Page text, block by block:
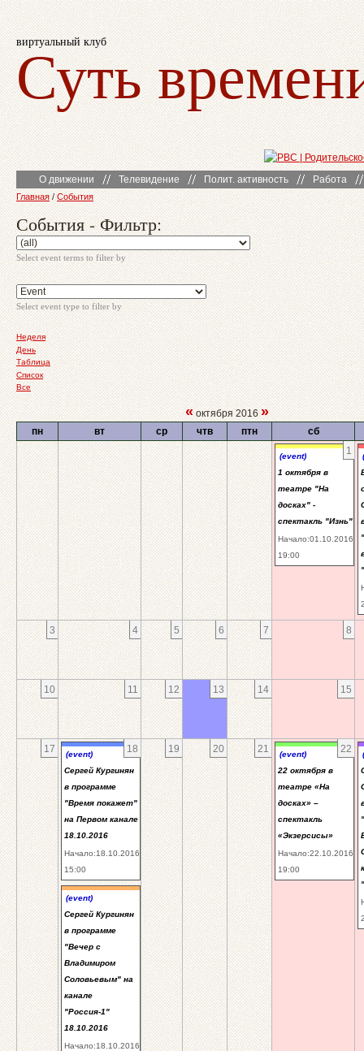
виртуальный клуб
Суть
О движении Телевидение Полит. активность Работа
Главная / События
События - Фильтр:
Select event terms to filter by
Select event type to filter by
Неделя
День
Таблица
Список
Все
« октября 2016 »
пн вт ср чтв птн
сб
1
(event)
1 октября в
театре "На
досках" -
спектакль "Изнь"
Начало:01.10.2016
19:00
3 4 5 6 7 8
10 11 12 13 14 15
17 18
(event)
Сергей Кургинян
в программе
"Время покажет"
на Первом канале
18.10.2016
Начало:18.10.2016
15:00
(event)
Сергей Кургинян
в программе
"Вечер с
Владимиром
Соловьевым" на
канале
"Россия-1"
18.10.2016
Начало:18.10.2016
19 20 21 22
(event)
22 октября в
театре «На
досках» –
спектакль
«Экзерсисы»
Начало:22.10.2016
19:00